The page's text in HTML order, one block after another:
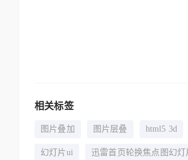
相关标签
图片叠加 图片层叠 html5 3d
幻灯片ui 迅雷首页轮换焦点图幻灯